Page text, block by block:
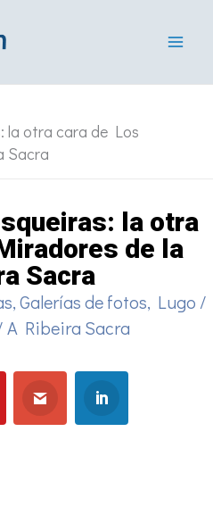
la otra cara de Los
Sacra
la otra
de la
Sacra
,Galerías de fotos, Lugo /
A Ribeira Sacra